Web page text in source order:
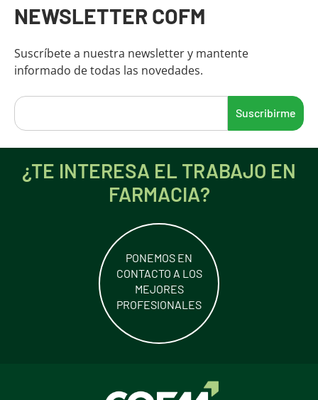
NEWSLETTER COFM
Suscríbete a nuestra newsletter y mantente
informado de todas las novedades.
¿TE INTERESA EL TRABAJO EN
FARMACIA?
PONEMOS EN
CONTACTO A LOS
MEJORES
PROFESIONALES